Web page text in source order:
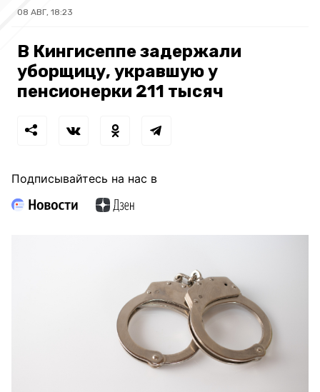
08 АВГ, 18:23
В Кингисеппе задержали
уборщицу, укравшую у
пенсионерки 211 тысяч
Подписывайтесь на нас в